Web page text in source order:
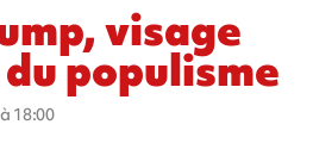
visage
populisme
18:00